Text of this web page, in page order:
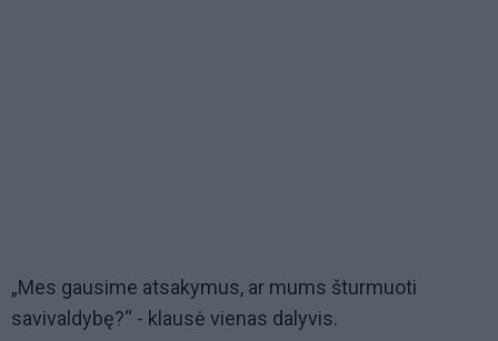
„Mes gausime atsakymus, ar mums šturmuoti
savivaldybę?“ - klausė vienas dalyvis.